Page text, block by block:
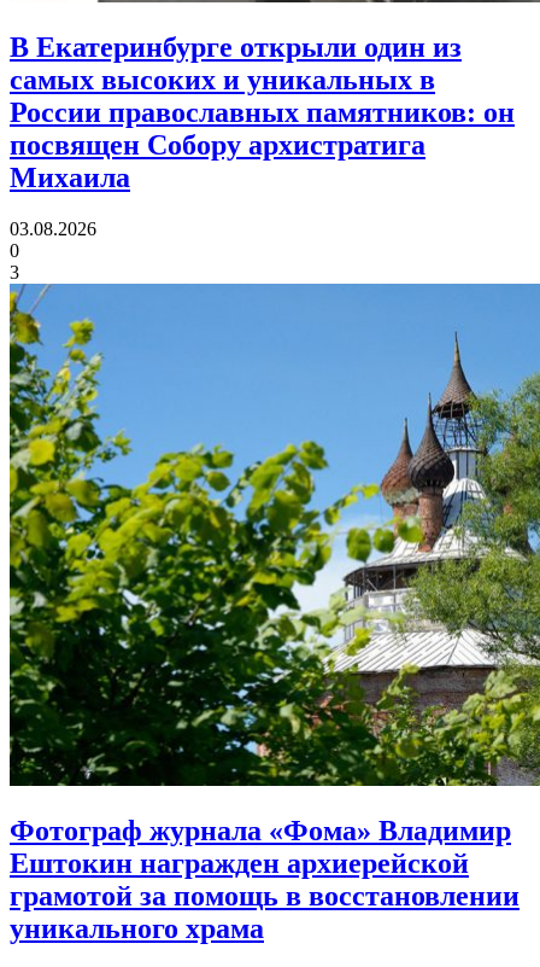
В Екатеринбурге открыли один из
самых высоких и уникальных в
России православных памятников: он
посвящен Собору архистратига
Михаила
03.08.2026
0
3
Фотограф журнала «Фома» Владимир
Ештокин награжден архиерейской
грамотой за помощь в восстановлении
уникального храма